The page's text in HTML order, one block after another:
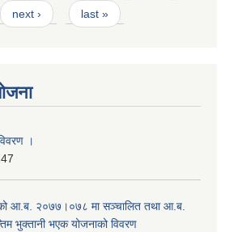
next › last »
।
आ.ब. २०७७।०७८ मा सञ्चालित तथा आ.ब.
भुक्तानी भएक योजनाको विवरण